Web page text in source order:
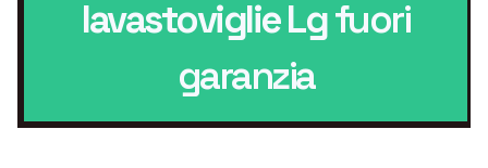
lavastoviglie Lgfuori
garanzia